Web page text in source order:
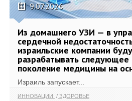
9.07.2026
Из домашнего УЗИ — в
сердечной
израильские компании
разрабатывать следующее
поколение медицины на
Израиль запускает...
ИННОВАЦИИ ЗДОРОВЬЕ